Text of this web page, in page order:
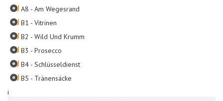
i
A8 - Am Wegesrand
B1 - Vitrinen
B2 - Wild Und Krumm
B3 - Prosecco
B4 - Schlüsseldienst
B5 - Tränensäcke